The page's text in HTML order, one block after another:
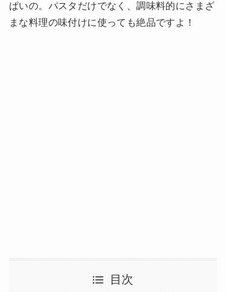
ぱいの。パスタだけでなく、調味料的にさまざ
まな料理の味付けに使っても絶品ですよ！
目次